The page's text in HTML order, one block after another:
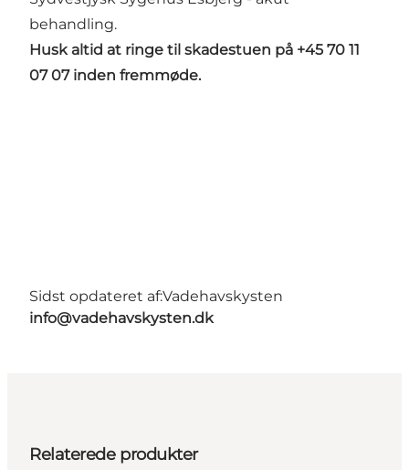
behandling.
Husk altid at ringe til skadestuen på +45 70 11
07 07 inden fremmøde.
Sidst opdateret af:Vadehavskysten
info@vadehavskysten.dk
Relaterede produkter